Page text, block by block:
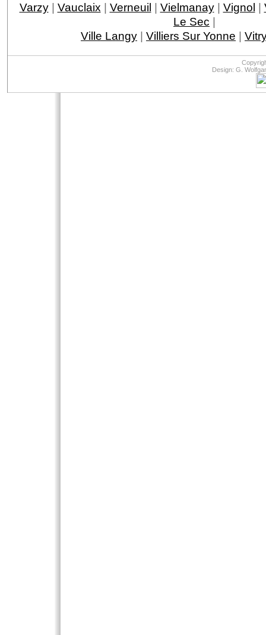
Varzy| Vauclaix | Verneuil | Vielmanay| Vignol |
Le Sec |
Ville Langy | Villiers Sur Yonne |
Design: G.